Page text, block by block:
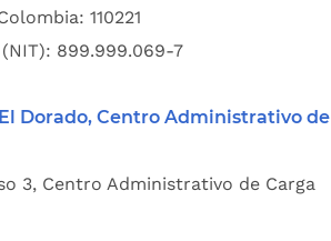
110221
899.999.069-7
Dorado, Centro Administrativo de
3, Centro Administrativo de Carga